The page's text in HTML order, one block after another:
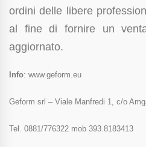
ordini delle libere
al fine di fornire un
aggiornato.
Info: www.geform.eu
Geform srl – Viale Manfredi 1, c/o
Tel. 0881/776322 mob 393.8183413